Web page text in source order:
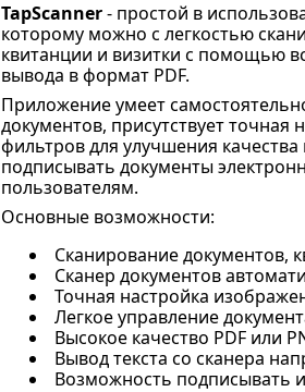
TapScanner- простой в
которому можно с легкостью
квитанции и визитки с помощью
вывода в формат PDF.
Приложение умеет
документов, присутствует
фильтров для улучшения
подписывать документы
пользователям.
Основные возможности:
Сканирование документов,
Сканер документов
Точная настройка
Легкое управление
Высокое качество PDF или
Вывод текста со сканера
Возможность подписывать